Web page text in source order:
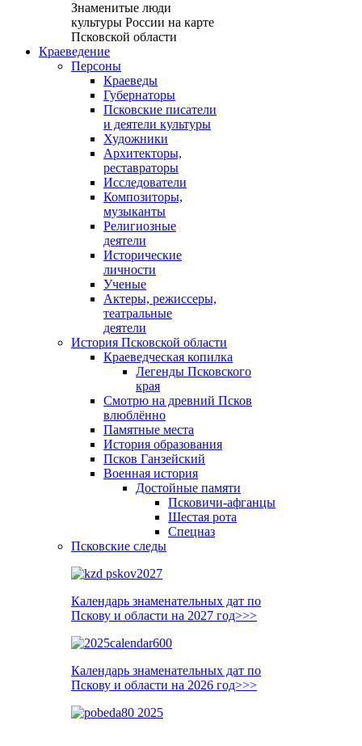
Знаменитые люди
культуры России на карте
Псковской области
Краеведение
Персоны
Краеведы
Губернаторы
Псковские писатели
и деятели культуры
Художники
Архитекторы,
реставраторы
Исследователи
Композиторы,
музыканты
Религиозные
деятели
Исторические
личности
Ученые
Актеры, режиссеры,
театральные
деятели
История Псковской области
Краеведческая копилка
Легенды Псковского
края
Смотрю на древний Псков
влюблённо
Памятные места
История образования
Псков Ганзейский
Военная история
Достойные памяти
Псковичи-афганцы
Шестая рота
Спецназ
Псковские следы
Календарь знаменательных дат по
Пскову и области на 2027 год>>>
Календарь знаменательных дат по
Пскову и области на 2026 год>>>